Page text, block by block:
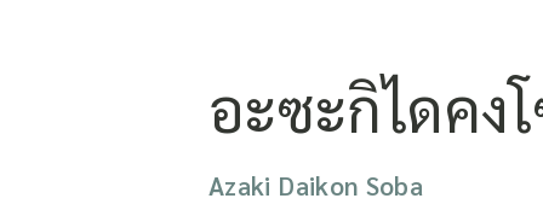
อะซะกิไดคง
Azaki Daikon Soba